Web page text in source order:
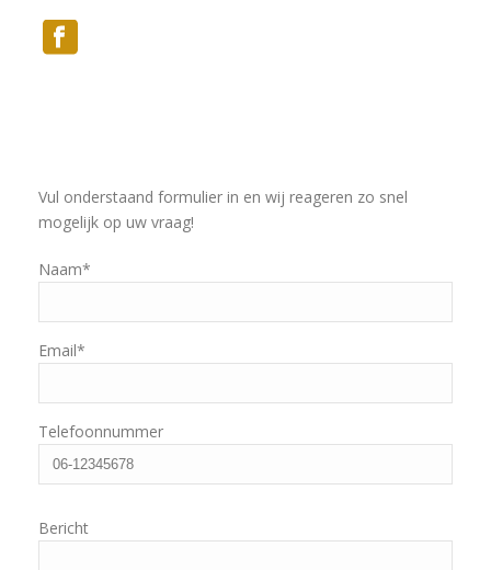
Vul onderstaand formulier in en wij reageren zo snel
mogelijk op uw vraag!
Naam*
Email*
Telefoonnummer
Bericht